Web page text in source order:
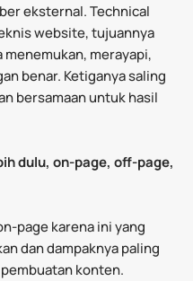
eksternal. Technical
website, tujuannya
merayapi,
benar. Ketiganya saling
bersamaan untuk hasil
dulu, on-page, off-page,
page karena ini yang
dan dampaknya paling
konten.